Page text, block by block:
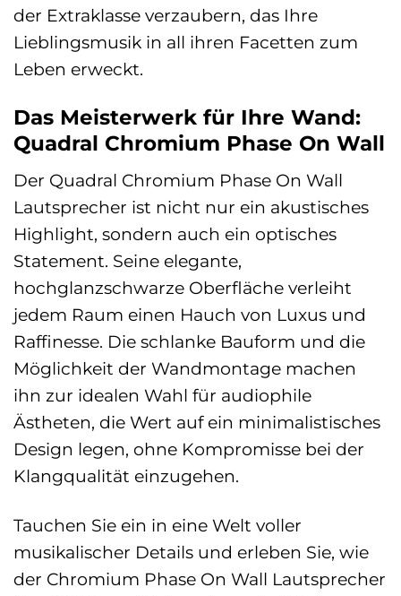
der Extraklasse verzaubern, das Ihre
Lieblingsmusik in all ihren Facetten zum
Leben erweckt.
Das Meisterwerk für Ihre Wand:
Quadral Chromium Phase On Wall
Der Quadral Chromium Phase On Wall
Lautsprecher ist nicht nur ein akustisches
Highlight, sondern auch ein optisches
Statement. Seine elegante,
hochglanzschwarze Oberfläche verleiht
jedem Raum einen Hauch von Luxus und
Raffinesse. Die schlanke Bauform und die
Möglichkeit der Wandmontage machen
ihn zur idealen Wahl für audiophile
Ästheten, die Wert auf ein minimalistisches
Design legen, ohne Kompromisse bei der
Klangqualität einzugehen.
Tauchen Sie ein in eine Welt voller
musikalischer Details und erleben Sie, wie
der Chromium Phase On Wall Lautsprecher